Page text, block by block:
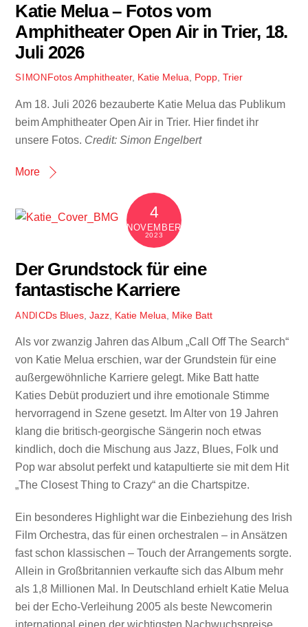
Katie Melua – Fotos vom
Amphitheater Open Air in Trier, 18.
Juli 2026
SIMON Fotos Amphitheater, Katie Melua Popp, Trier
Am 18. Juli 2026 bezauberte Katie Melua das Publikum
beim Amphitheater Open Air in Trier. Hier findet ihr
unsere Fotos. Credit: Simon Engelbert
More
4
NOVEMBER
2023
Der Grundstock für eine
fantastische Karriere
ANDICDs Blues Jazz Katie Melua Mike Batt
Als vor zwanzig Jahren das Album „Call Off The Search“
von Katie Melua erschien, war der Grundstein für eine
außergewöhnliche Karriere gelegt. Mike Batt hatte
Katies Debüt produziert und ihre emotionale Stimme
hervorragend in Szene gesetzt. Im Alter von 19 Jahren
klang die britisch-georgische Sängerin noch etwas
kindlich, doch die Mischung aus Jazz, Blues, Folk und
Pop war absolut perfekt und katapultierte sie mit dem Hit
„The Closest Thing to Crazy“ an die Chartspitze.
Ein besonderes Highlight war die Einbeziehung des Irish
Film Orchestra, das für einen orchestralen – in Ansätzen
fast schon klassischen – Touch der Arrangements sorgte.
Allein in Großbritannien verkaufte sich das Album mehr
als 1,8 Millionen Mal. In Deutschland erhielt Katie Melua
bei der Echo-Verleihung 2005 als beste Newcomerin
international einen der wichtigsten Nachwuchspreise.